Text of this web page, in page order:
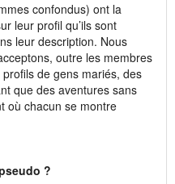
confondus) ont la
leur profil qu’ils sont
leur description. Nous
outre les membres
profils de gens mariés, des
que des aventures sans
où chacun se montre
?